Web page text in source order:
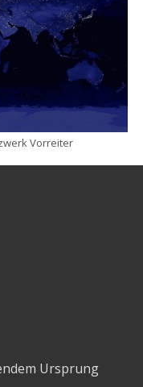
Vorreiter
Ursprung